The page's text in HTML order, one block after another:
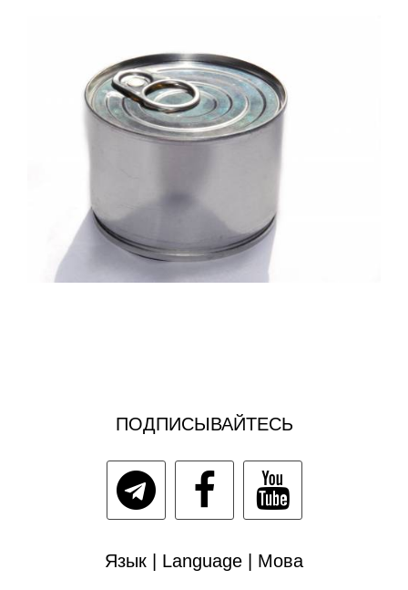
ПОДПИСЫВАЙТЕСЬ
Язык | Language | Мова